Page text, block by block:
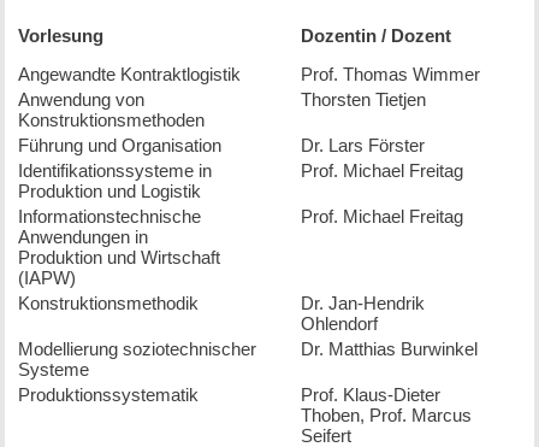
Vorlesung
Dozentin / Dozent
Angewandte Kontraktlogistik
Prof. Thomas Wimmer
Anwendung von
Konstruktionsmethoden
Thorsten Tietjen
Führung und Organisation
Dr. Lars Förster
Identifikations­systeme in
Produktion und Logistik
Prof. Michael Freitag
Informations­technische
Anwendungen in
Produktion und Wirtschaft
(IAPW)
Prof. Michael Freitag
Konstruktions­methodik
Dr. Jan-Hendrik
Ohlendorf
Modellierung soziotechnischer
Systeme
Dr. Matthias Burwinkel
Produktions­systematik
Prof. Klaus-Dieter
Thoben, Prof. Marcus
Seifert